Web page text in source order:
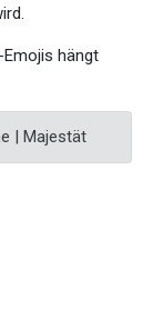
hängt
| Majestät